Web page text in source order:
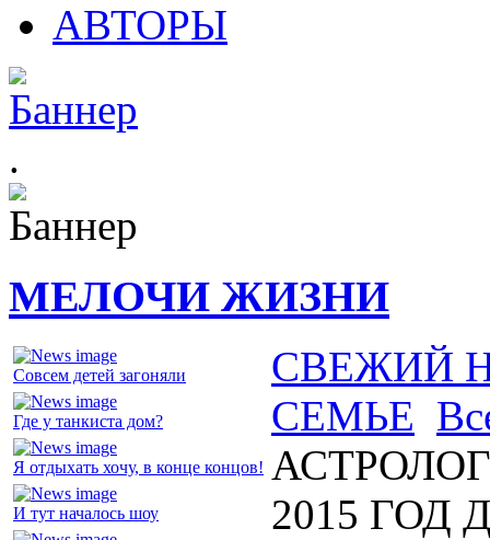
АВТОРЫ
.
МЕЛОЧИ ЖИЗНИ
Совсем детей загоняли
Где у танкиста дом?
Я отдыхать хочу, в конце концов!
И тут началось шоу
СВЕЖИЙ
СЕМЬЕ
2015 ГОД